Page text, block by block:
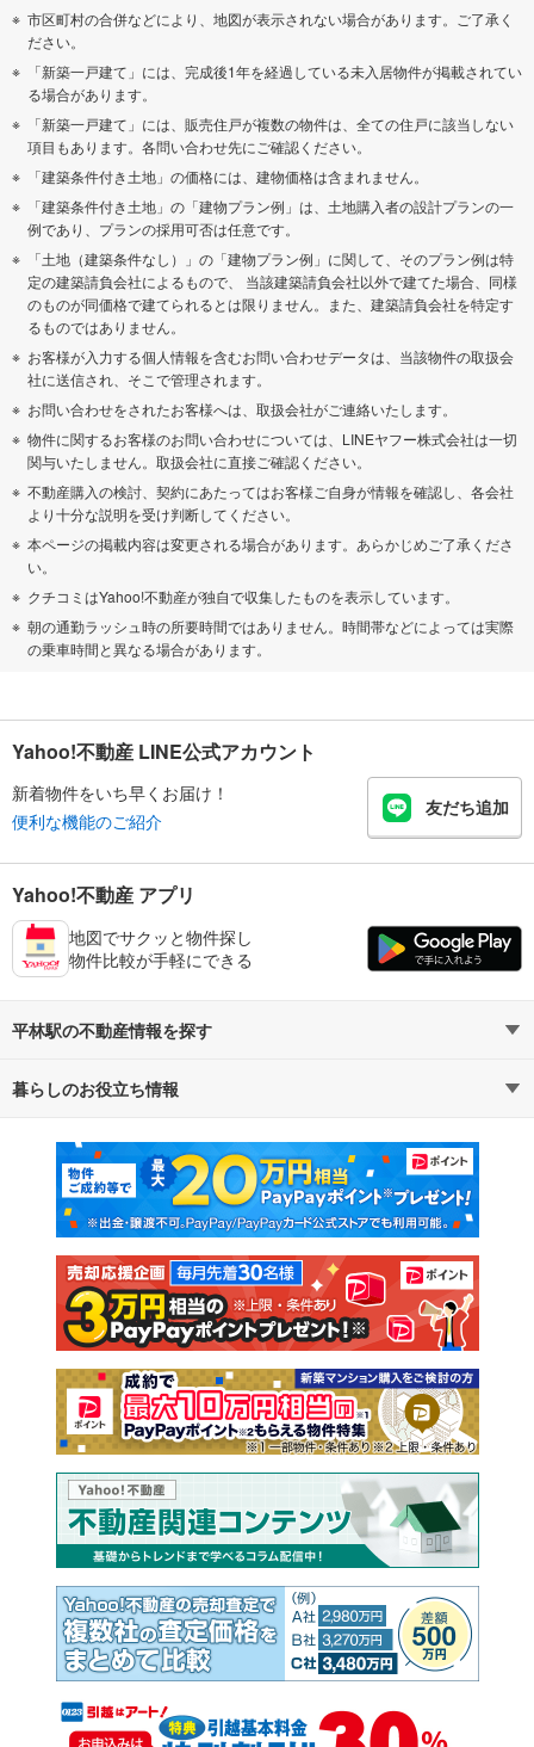
市区町村の合併などにより、地図が表示されない場合があります。ご了承く
ださい。
「新築一戸建て」には、完成後1年を経過している未入居物件が掲載されてい
る場合があります。
「新築一戸建て」には、販売住戸が複数の物件は、全ての住戸に該当しない
項目もあります。各問い合わせ先にご確認ください。
「建築条件付き土地」の価格には、建物価格は含まれません。
「建築条件付き土地」の「建物プラン例」は、土地購入者の設計プランの一
例であり、プランの採用可否は任意です。
「土地（建築条件なし）」の「建物プラン例」に関して、そのプラン例は特
定の建築請負会社によるもので、 当該建築請負会社以外で建てた場合、同様
のものが同価格で建てられるとは限りません。また、建築請負会社を特定す
るものではありません。
お客様が入力する個人情報を含むお問い合わせデータは、当該物件の取扱会
社に送信され、そこで管理されます。
お問い合わせをされたお客様へは、取扱会社がご連絡いたします。
物件に関するお客様のお問い合わせについては、LINEヤフー株式会社は一切
関与いたしません。取扱会社に直接ご確認ください。
不動産購入の検討、契約にあたってはお客様ご自身が情報を確認し、各会社
より十分な説明を受け判断してください。
本ページの掲載内容は変更される場合があります。あらかじめご了承くださ
い。
クチコミはYahoo!不動産が独自で収集したものを表示しています。
朝の通勤ラッシュ時の所要時間ではありません。時間帯などによっては実際
の乗車時間と異なる場合があります。
Yahoo!不動産 LINE公式アカウント
新着物件をいち早くお届け！
便利な機能のご紹介
友だち追加
Yahoo!不動産 アプリ
地図でサクッと物件探し
物件比較が手軽にできる
平林駅の不動産情報を探す
不動産・住宅
新築マンション 中古マンション
新築一戸建て 中古一戸建て
注文住宅 土地
売却査定
暮らしのお役立ち情報
マンションカタログ 教えて！住まいの先生